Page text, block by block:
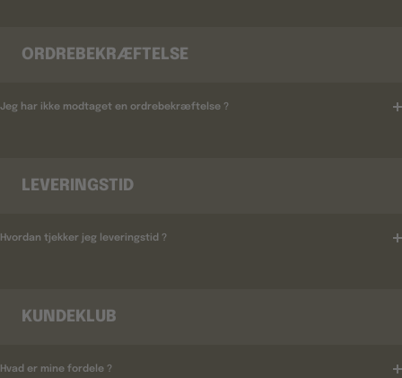
ORDREBEKRÆFTELSE
Jeg har ikke modtaget en ordrebekræftelse ?
LEVERINGSTID
Hvordan tjekker jeg leveringstid ?
KUNDEKLUB
Hvad er mine fordele ?